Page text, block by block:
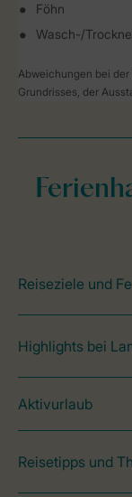
Föhn
Wasch-/
Abweichungen bei
Grundrisses, der
Reiseziele und
Highlights bei
Aktivurlaub
Reisetipps und